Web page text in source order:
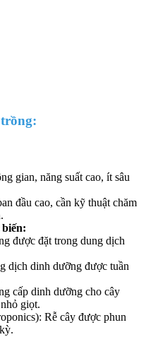
gian, năng suất cao, ít sâu
đầu cao, cần kỹ thuật chăm
được đặt trong dung dịch
dịch dinh dưỡng được tuần
cấp dinh dưỡng cho cây
giọt.
Rễ cây được phun